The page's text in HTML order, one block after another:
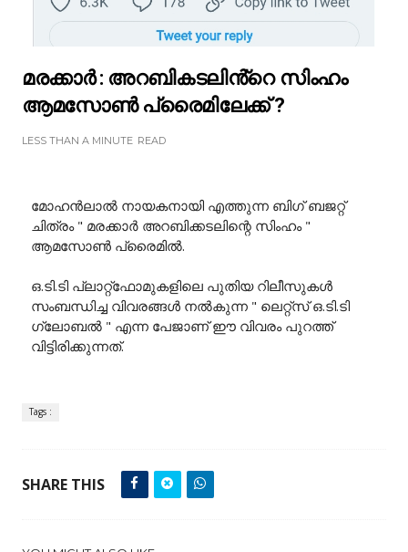
മരക്കാർ : അറബികടലിൻ്റെ സിംഹം
ആമസോൺ പ്രൈമിലേക്ക് ?
LESS THAN A MINUTE READ
മോഹന്‍ലാല്‍ നായകനായി എത്തുന്ന ബിഗ് ബജറ്റ്
ചിത്രം " മരക്കാര്‍ അറബിക്കടലിന്റെ സിംഹം "
ആമസോണ്‍ പ്രൈമില്‍.
ഒ.ടി.ടി പ്ലാറ്റ്‌ഫോമുകളിലെ പുതിയ റിലീസുകള്‍
സംബന്ധിച്ച വിവരങ്ങള്‍ നല്‍കുന്ന " ലെറ്റ്സ് ഒ.ടി.ടി
ഗ്ലോബല്‍ " എന്ന പേജാണ് ഈ വിവരം പുറത്ത്
വിട്ടിരിക്കുന്നത്.
Tags :
SHARE THIS